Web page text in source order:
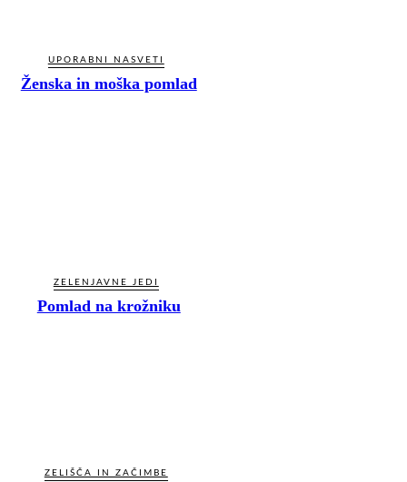
UPORABNI NASVETI
Ženska in moška pomlad
ZELENJAVNE JEDI
Pomlad na krožniku
ZELIŠČA IN ZAČIMBE